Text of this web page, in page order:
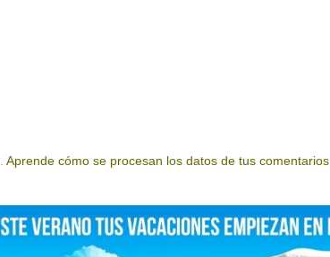
Aprende cómo se procesan los datos de tus comentarios.